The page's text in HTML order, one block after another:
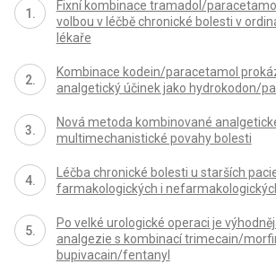
Fixní kombinace tramadol/
volbou v léčbě chronické bolesti v
lékaře
Kombinace kodein/paracetamol
analgetický účinek jako hydrokodon/
Nová metoda kombinované
multimechanistické povahy bolesti
Léčba chronické bolesti u starších
farmakologických i
Po velké urologické operaci je
analgezie s kombinací trimecain/
bupivacain/fentanyl